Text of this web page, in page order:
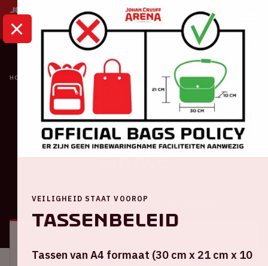
HOME KALENDER UEFA EURO 2020 | 1/8 FINALE
Oranje
UEFA EURO 2020 | 1/8
finale
ALGEMEEN BEZOEKERSINFORMATIE
Locatie en tijd
VEILIGHEID STAAT VOOROP
Tassenbeleid
Tassen van A4 formaat (30 cm x 21 cm x 10